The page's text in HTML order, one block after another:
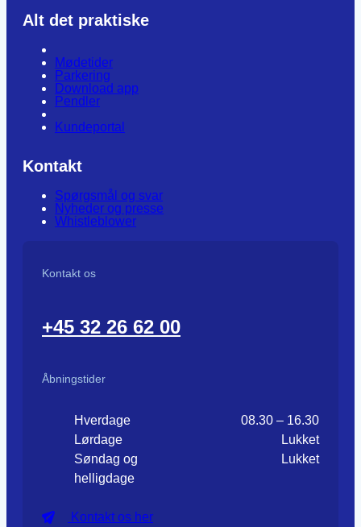
Alt det praktiske
Mødetider
Parkering
Download app
Pendler
Kundeportal
Kontakt
Spørgsmål og svar
Nyheder og presse
Whistleblower
Kontakt os
+45 32 26 62 00
Åbningstider
Hverdage
08.30 – 16.30
Lørdage
Lukket
Søndag og
helligdage
Lukket
Kontakt os her